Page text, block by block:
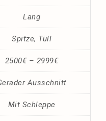
Lang
Spitze, Tüll
2500€ – 2999€
Ausschnitt
Mit Schleppe